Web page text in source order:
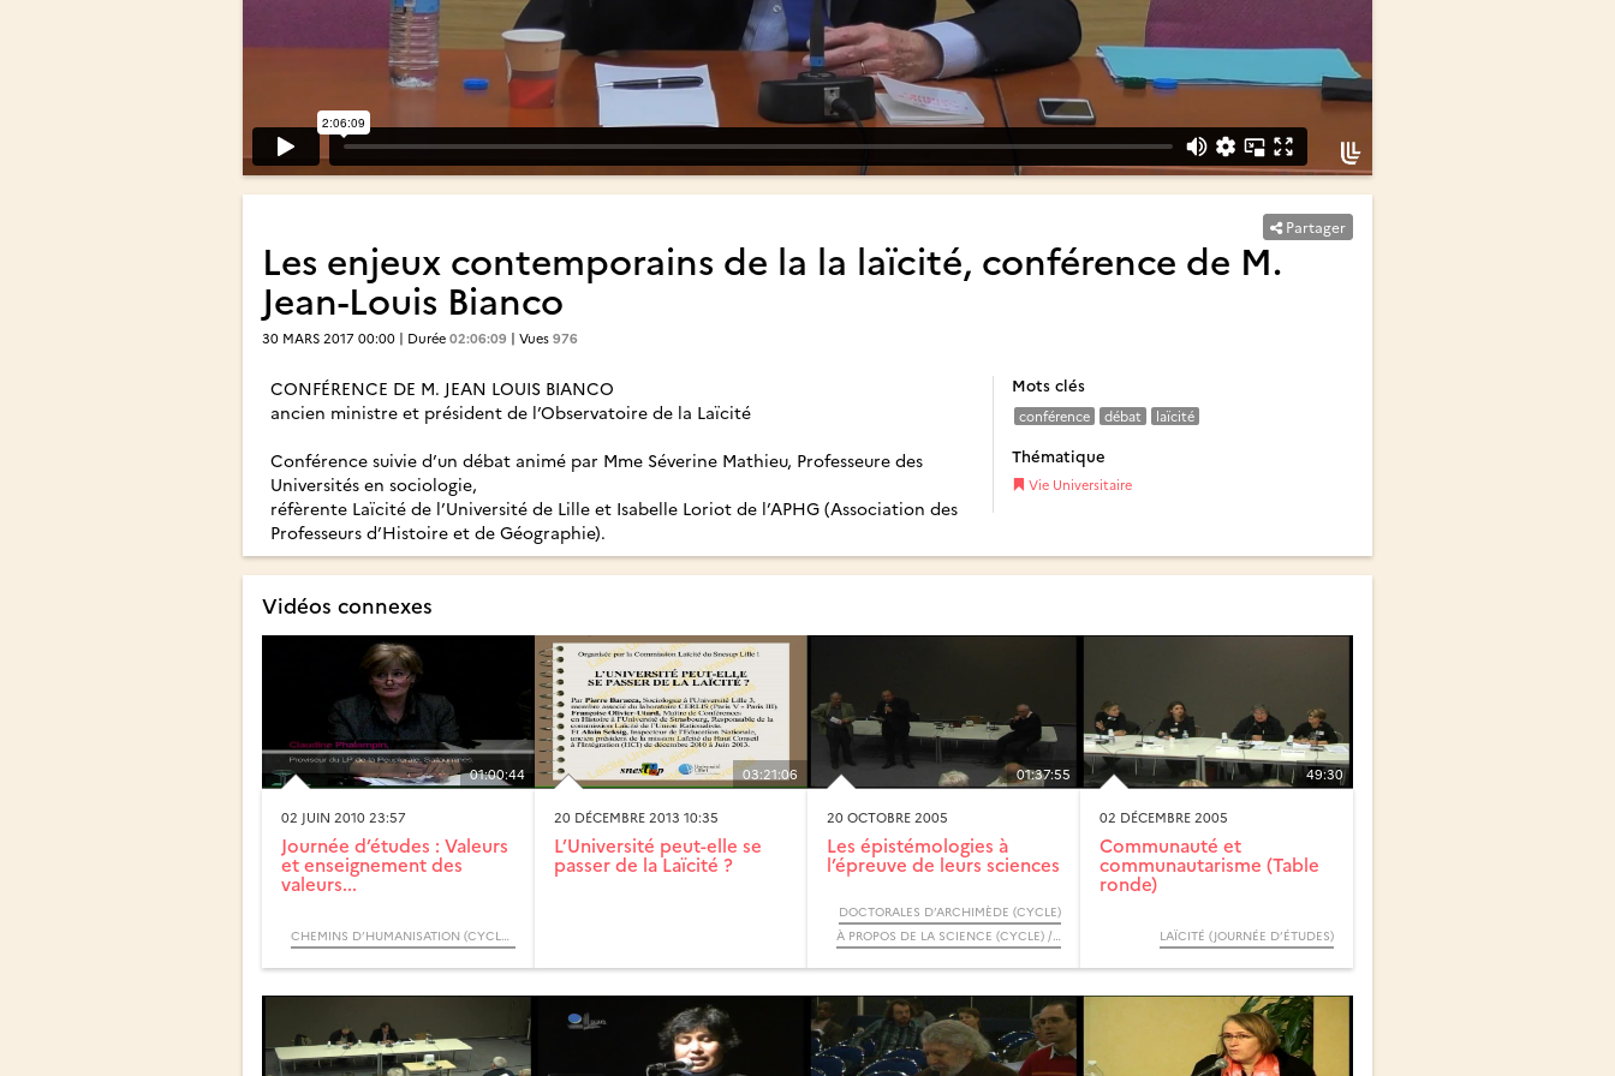
Partager
Les enjeux contemporains de la la laïcité, conférence de M.
Jean-Louis Bianco
30 MARS 2017 00:00 | Durée 02:06:09 | Vues 976
CONFÉRENCE DE M. JEAN LOUIS BIANCO
ancien ministre et président de l’Observatoire de la Laïcité
Conférence suivie d’un débat animé par Mme Séverine Mathieu, Professeure des
Universités en sociologie,
réfèrente Laïcité de l’Université de Lille et Isabelle Loriot de l’APHG (Association des
Professeurs d’Histoire et de Géographie).
Mots clés
conférence débat laïcité
Thématique
Vie Universitaire
Vidéos connexes
01:00:44
02 JUIN 2010 23:57
Journée d’études : Valeurs
et enseignement des
valeurs...
CHEMINS D’HUMANISATION (CYCLE) / QUESTION DE SENS
03:21:06
20 DÉCEMBRE 2013 10:35
L’Université peut-elle se
passer de la Laïcité ?
01:37:55
20 OCTOBRE 2005
Les épistémologies à
l’épreuve de leurs sciences
DOCTORALES D’ARCHIMÈDE (CYCLE)
À PROPOS DE LA SCIENCE (CYCLE) / RENDEZ-VOUS D’ARCHIMÈDE
49:30
02 DÉCEMBRE 2005
Communauté et
communautarisme (Table
ronde)
LAÏCITÉ (JOURNÉE D’ÉTUDES)